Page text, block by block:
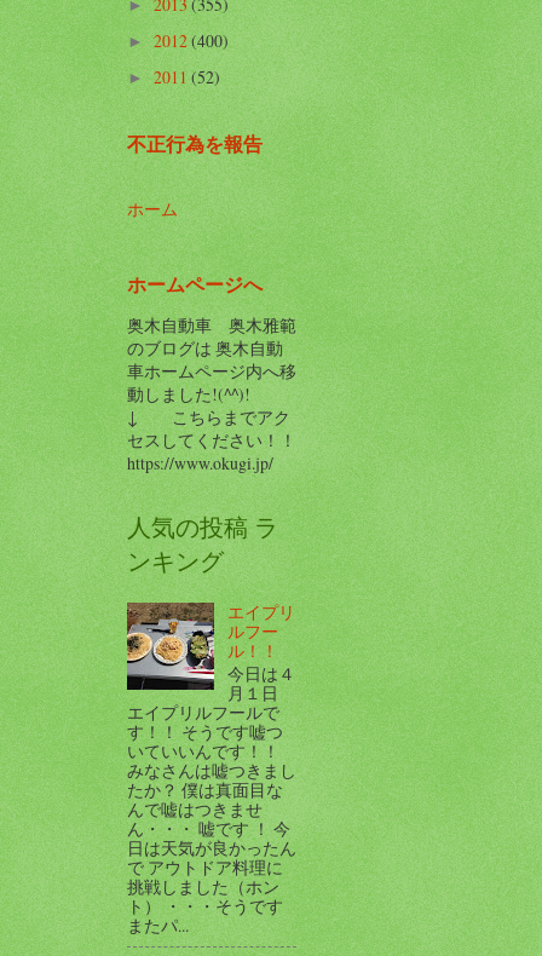
►
►2012(400)
►2011(52)
不正行為を報告
ホーム
ホームページへ
奥木自動車 奥木雅範
のブログは 奥木自動
車ホームページ内へ移
動しました!(^^)!
↓ こちらまでアク
セスしてください！！
https://www.okugi.jp/
人気の投稿 ラ
ンキング
エイプリ
ルフー
ル！！
今日は４
月１日
エイプリルフールで
す！！ そうです嘘つ
いていいんです！！
みなさんは嘘つきまし
たか？ 僕は真面目な
んで嘘はつきませ
ん・・・ 嘘です ！ 今
日は天気が良かったん
で アウトドア料理に
挑戦しました（ホン
ト） ・・・そうです
またパ...